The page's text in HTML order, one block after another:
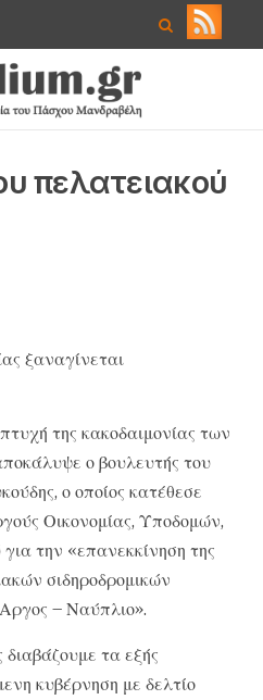
πελατειακού
ξαναγίνεται
της κακοδαιμονίας των
ο βουλευτής του
ο οποίος κατέθεσε
Οικονομίας, Υποδομών,
την «επανεκκίνηση της
σιδηροδρομικών
– Ναύπλιο».
τα εξής
κυβέρνηση με δελτίο